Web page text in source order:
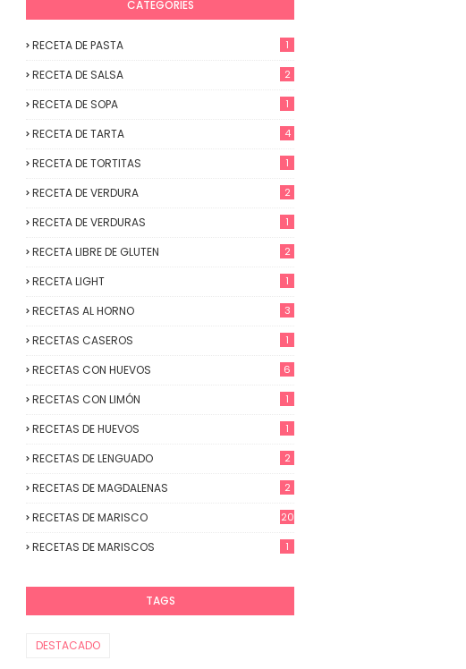
CATEGORIES
RECETA DE PASTA 1
RECETA DE SALSA 2
RECETA DE SOPA 1
RECETA DE TARTA 4
RECETA DE TORTITAS 1
RECETA DE VERDURA 2
RECETA DE VERDURAS 1
RECETA LIBRE DE GLUTEN 2
RECETA LIGHT 1
RECETAS AL HORNO 3
RECETAS CASEROS 1
RECETAS CON HUEVOS 6
RECETAS CON LIMÓN 1
RECETAS DE HUEVOS 1
RECETAS DE LENGUADO 2
RECETAS DE MAGDALENAS 2
RECETAS DE MARISCO 20
RECETAS DE MARISCOS 1
TAGS
DESTACADO